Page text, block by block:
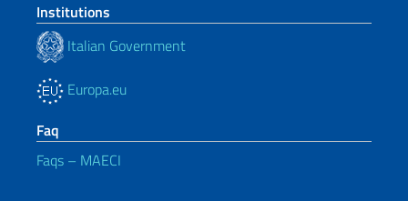
Institutions
Italian Government
Europa.eu
Faq
Faqs – MAECI